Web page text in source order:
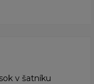
v šatníku